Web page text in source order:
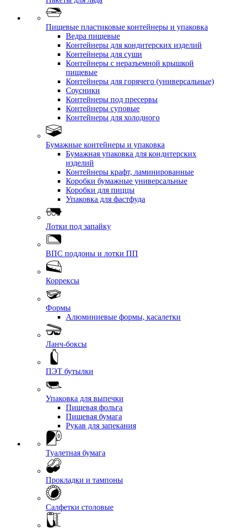
Пищевые пластиковые контейнеры и упаковка
Ведра пищевые
Контейнеры для кондитерских изделий
Контейнеры для суши
Контейнеры с неразъемной крышкой
пищевые
Контейнеры для горячего (универсальные)
Соусники
Контейнеры под пресервы
Контейнеры суповые
Контейнеры для холодного
Бумажные контейнеры и упаковка
Бумажная упаковка для кондитерских
изделий
Контейнеры крафт, ламинированные
Коробки бумажные универсальные
Коробки для пиццы
Упаковка для фастфуда
Лотки под запайку
ВПС поддоны и лотки ПП
Коррексы
Формы
Алюминиевые формы, касалетки
Ланч-боксы
ПЭТ бутылки
Упаковка для выпечки
Пищевая фольга
Пищевая бумага
Рукав для запекания
Туалетная бумага
Прокладки и тампоны
Салфетки столовые